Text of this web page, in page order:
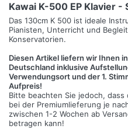
Kawai K-500 EP Klavier -
Das 130cm K 500 ist ideale
Pianisten, Unterricht und
Konservatorien.
Diesen Artikel liefern wir Ihnen
Deutschland inklusive
Verwendungsort und der 1.
Aufpreis!
Bitte beachten Sie jedoch, dass
bei der Premiumlieferung je
zwischen 1-2 Wochen ab
betragen kann!